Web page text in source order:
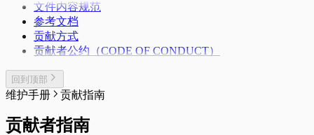
文件内容规范
参考文档
贡献方式
贡献者公约（CODE OF CONDUCT）
回到顶部
维护手册 贡献指南
贡献者指南